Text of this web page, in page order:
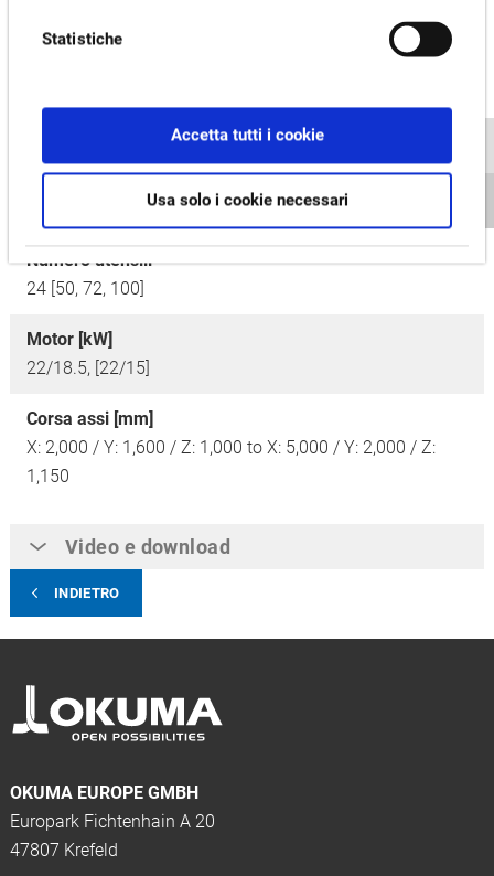
Statistiche
Accetta tutti i cookie
Usa solo i cookie necessari
1,200 x 1,800 to 1,500 x 5,000
Velocidad del husillo principal [min-1]
4,000 [6,000, 10,000]
Numero utensili
24 [50, 72, 100]
Motor [kW]
22/18.5, [22/15]
Corsa assi [mm]
X: 2,000 / Y: 1,600 / Z: 1,000 to X: 5,000 / Y: 2,000 / Z:
1,150
Video e download
INDIETRO
OKUMA EUROPE GMBH
Europark Fichtenhain A 20
47807 Krefeld